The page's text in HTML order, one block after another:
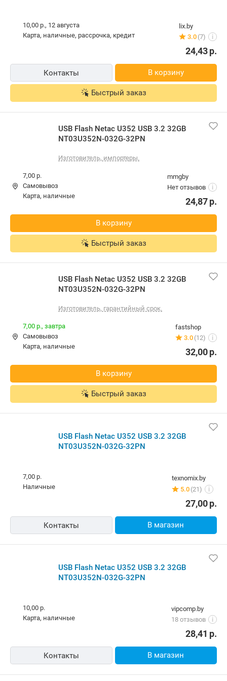
lix.by
3.0 (7) i
10,00 р., 12 августа
карта, наличные, рассрочка, кредит
24,43р.
Контакты В корзину
Быстрый заказ
USB Flash Netac U352 USB 3.2 32GB
NT03U352N-032G-32PN
Изготовитель, импортеры.
mmgby
Нет отзывов
i
7,00 р.
Самовывоз
карта, наличные
24,87р.
В корзину
Быстрый заказ
USB Flash Netac U352 USB 3.2 32GB
NT03U352N-032G-32PN
Изготовитель, гарантийный срок.
fastshop
3.0 (12) i
7,00 р., завтра
Самовывоз
карта, наличные
32,00р.
В корзину
Быстрый заказ
USB Flash Netac U352 USB 3.2 32GB
NT03U352N-032G-32PN
texnomix.by
5.0 (21) i
7,00 р.
наличные
27,00р.
Контакты В магазин
USB Flash Netac U352 USB 3.2 32GB
NT03U352N-032G-32PN
vipcomp.by
18 отзывов
i
10,00 р.
карта, наличные
28,41 р.
Контакты В магазин